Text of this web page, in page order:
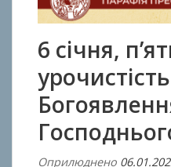
6 січня,
урочистість
Оприлюднено